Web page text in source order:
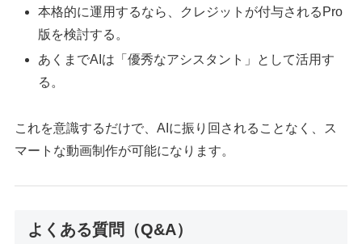
本格的に運用するなら、クレジットが付与されるPro
版を検討する。
あくまでAIは「優秀なアシスタント」として活用す
る。
これを意識するだけで、AIに振り回されることなく、ス
マートな動画制作が可能になります。
よくある質問（Q&A）